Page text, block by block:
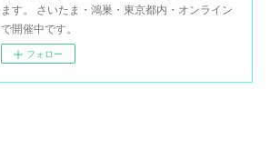
ます。 さいたま・鴻巣・東京都内・オンライン
で開催中です。
フォロー